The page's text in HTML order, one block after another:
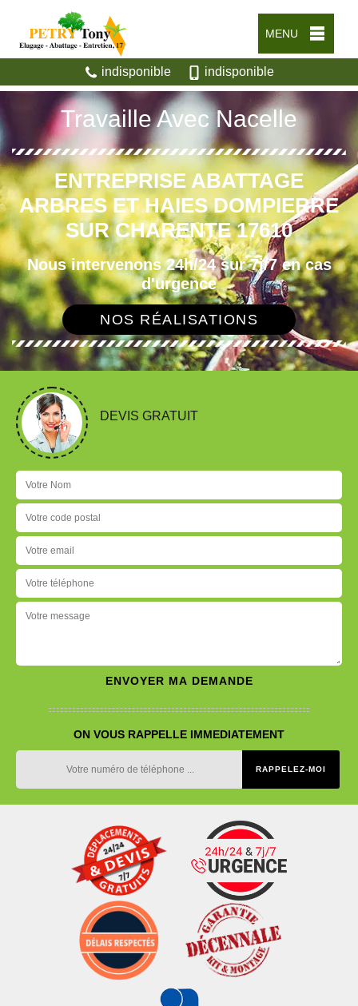
MENU
indisponible indisponible
Travaille Avec Nacelle
ENTREPRISE ABATTAGE
ARBRES ET HAIES DOMPIERRE
SUR CHARENTE 17610
Nous intervenons 24h/24 sur 7j/7 en cas
d'urgence
NOS RÉALISATIONS
DEVIS GRATUIT
ON VOUS RAPPELLE IMMEDIATEMENT